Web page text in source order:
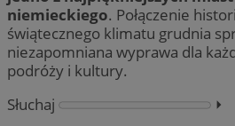
niemieckiego. Połączenie
świątecznego klimatu grudnia
niezapomniana wyprawa dla
podróży i kultury.
Słuchaj
⏵︎